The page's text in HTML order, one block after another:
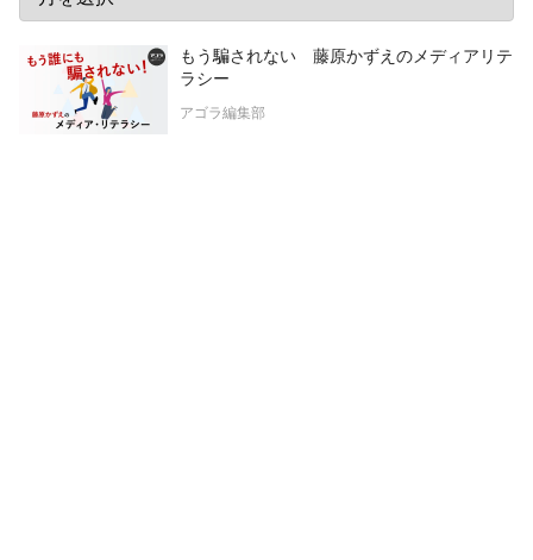
もう騙されない 藤原かずえのメディアリテ
ラシー
アゴラ編集部